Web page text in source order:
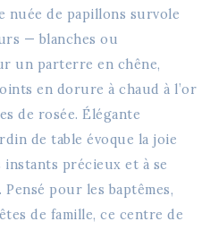
375.00 €
nuée de papillons survole
— blanches ou
un parterre en chêne,
en dorure à chaud à l’or
de rosée. Élégante
de table évoque la joie
précieux et à se
pour les baptêmes,
de famille, ce centre de